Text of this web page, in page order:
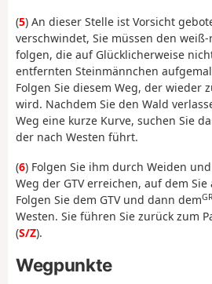
(5) An dieser Stelle ist Vorsicht
verschwindet, Sie müssen den
folgen, die auf Glücklicherweise
entfernten Steinmännchen
Folgen Sie diesem Weg, der wieder
wird. Nachdem Sie den Wald
Weg eine kurze Kurve, suchen Sie
der nach Westen führt.
(6) Folgen Sie ihm durch Weiden
Weg der GTV erreichen, auf dem
Folgen Sie dem GTV und dann dem
Westen. Sie führen Sie zurück zum
(S/Z).
Wegpunkte